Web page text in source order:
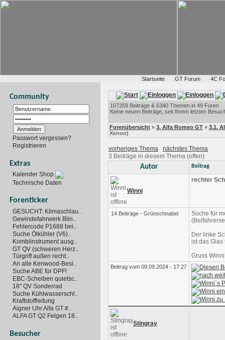
Startseite GT Forum 4C
Community
Passwort vergessen?
Registrieren
Extras
Kalender Shop
Technische Daten
Forenticker
GESUCHT: Klimaschlau..
Gewindefahrwerk Blin..
Fehlercode P1688 bei..
Suche Ölkühler (V6)..
Kombiinstrument ausg..
GT QV (schweren Herz..
Türgriff außen recht..
An alle Kenwood-Besi..
Suche ABE für DPF!
EBC-Scheiben quietsc..
18" QV Sonderrad
Suche Kühlwasserschl..
Kraftstoffleitung
Aigner Uhr Alfa GT #..
ALFA GT Q2 Felgen 18..
Besucher
107259 Beiträge & 6340 Themen in 49 Foren
Keine neuen Beiträge, seit Ihrem letzten
Forenübersicht » 3. Alfa Romeo GT » 3.1.
Xenon)
vorheriges Thema
nächstes Thema
3 Beiträge in diesem Thema (offen)
Autor Beitrag
Winni
rechter
14 Beiträge - Grünschnabel
Suche für
Der linke
ist das Glas
Gruss Winni
Beitrag vom 09.09.2024 - 17:27
Stingray